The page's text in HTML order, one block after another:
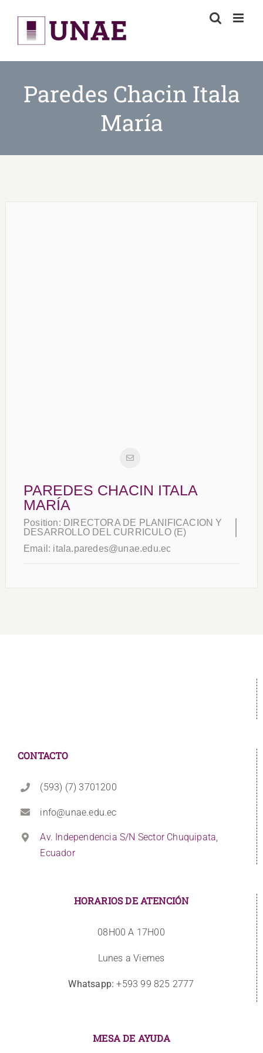
content
Paredes Chacin Itala
María
PAREDES CHACIN ITALA
MARÍA
Position: DIRECTORA DE PLANIFICACION Y
DESARROLLO DEL CURRICULO (E)
Email: itala.paredes@unae.edu.ec
CONTACTO
(593) (7) 3701200
info@unae.edu.ec
Av. Independencia S/N Sector Chuquipata,
Ecuador
HORARIOS DE ATENCIÓN
08H00 A 17H00
Lunes a Viernes
Whatsapp: +593 99 825 2777
MESA DE AYUDA